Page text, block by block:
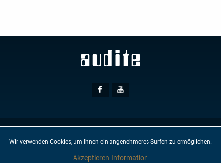
Wir verwenden Cookies, um Ihnen ein angenehmeres Surfen zu ermöglichen.
Akzeptieren Information
Social Facebook
GTC IMPRINT PRIVACY PROTECTION NEWSLETTER CONTACT